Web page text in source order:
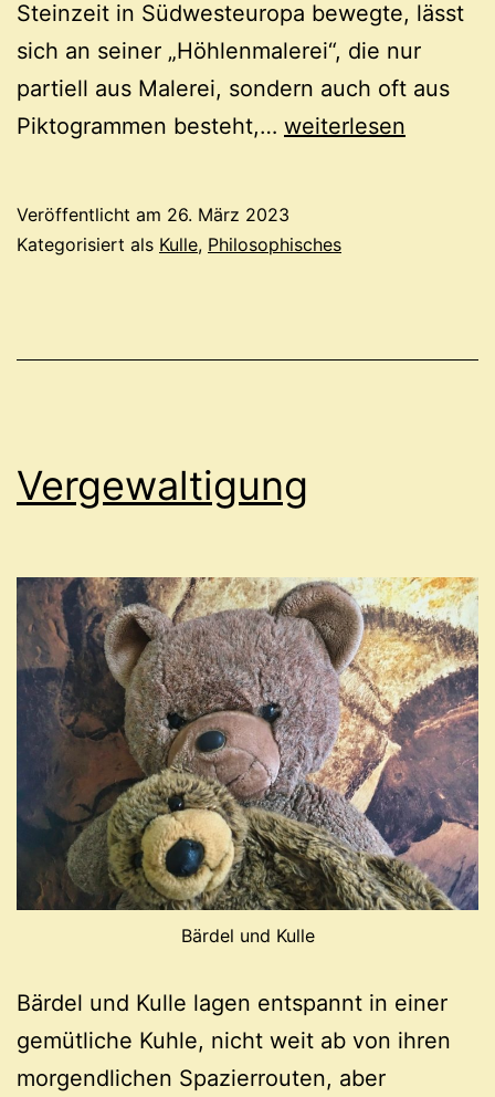
Steinzeit in Südwesteuropa bewegte, lässt
sich an seiner „Höhlenmalerei“, die nur
partiell aus Malerei, sondern auch oft aus
Piktogrammen besteht,… Wenn
der
weiterlesen
Veröffentlicht am 26. März 2023
Kategorisiert als Kulle, Philosophisches
Vergewaltigung
Bärdel und Kulle
Bärdel und Kulle lagen entspannt in einer
gemütliche Kuhle, nicht weit ab von ihren
morgendlichen Spazierrouten, aber